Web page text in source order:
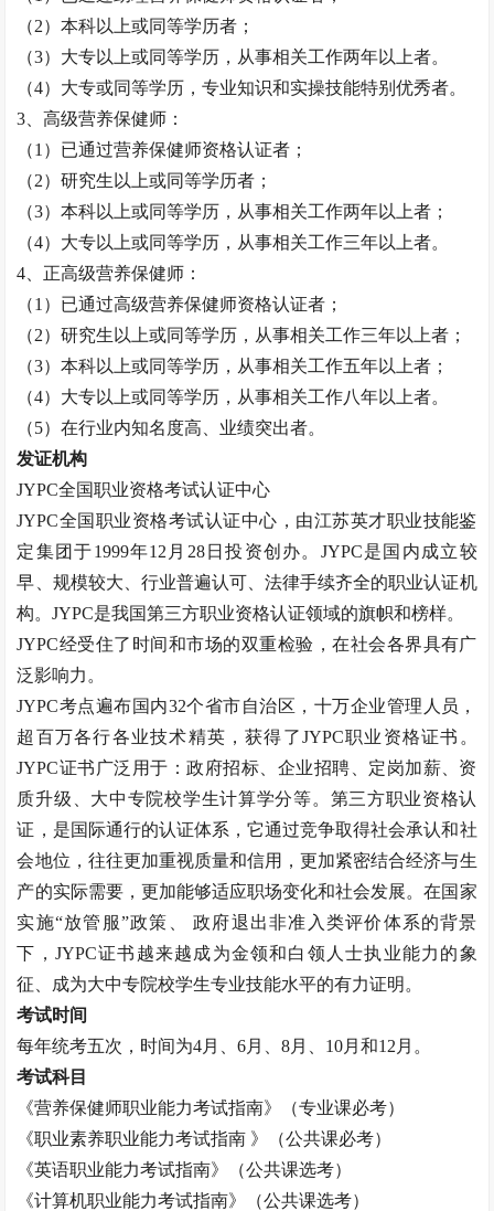
（2）本科以上或同等学历者；
（3）大专以上或同等学历，从事相关工作两年以上者。
（4）大专或同等学历，专业知识和实操技能特别优秀者。
3、高级营养保健师 ：
（1）已通过营养保健师资格认证者；
（2）研究生以上或同等学历者；
（3）本科以上或同等学历，从事相关工作两年以上者；
（4）大专以上或同等学历，从事相关工作三年以上者。
4、正高级营养保健师 ：
（1）已通过高级营养保健师资格认证者；
（2）研究生以上或同等学历，从事相关工作三年以上者；
（3）本科以上或同等学历，从事相关工作五年以上者；
（4）大专以上或同等学历，从事相关工作八年以上者。
（5）在行业内知名度高、业绩突出者。
发证机构
JYPC全国职业资格考试认证中心
JYPC全国职业资格考试认证中心，由江苏英才职业技能鉴
定集团于1999年12月28日投资创办。JYPC是国内成立较
早、规模较大、行业普遍认可、法律手续齐全的职业认证机
构。JYPC是我国第三方职业资格认证领域的旗帜和榜样。
JYPC经受住了时间和市场的双重检验，在社会各界具有广
泛影响力。
JYPC考点遍布国内32个省市自治区，十万企业管理人员，
超百万各行各业技术精英，获得了JYPC职业资格证书。
JYPC证书广泛用于：政府招标、企业招聘、定岗加薪、资
质升级、大中专院校学生计算学分等。第三方职业资格认
证，是国际通行的认证体系，它通过竞争取得社会承认和社
会地位，往往更加重视质量和信用，更加紧密结合经济与生
产的实际需要，更加能够适应职场变化和社会发展。在国家
实施“放管服”政策、 政府退出非准入类评价体系的背景
下，JYPC证书越来越成为金领和白领人士执业能力的象
征、成为大中专院校学生专业技能水平的有力证明。
考试时间
每年统考五次，时间为4月、6月、8月、10月和12月。
考试科目
《营养保健师职业能力考试指南》（专业课必考）
《职业素养职业能力考试指南 》（公共课必考）
《英语职业能力考试指南》（公共课选考）
《计算机职业能力考试指南》（公共课选考）